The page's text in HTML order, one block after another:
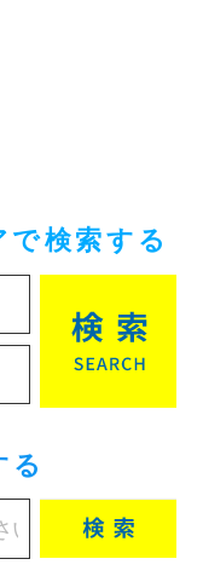
で検索する
る